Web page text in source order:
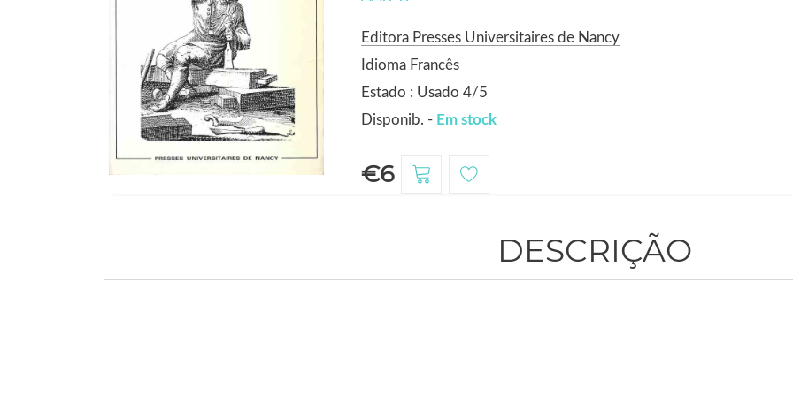
Editora Presses Universitaires de Nancy
Idioma Francês
Estado : Usado 4/5
Disponib. - Em stock
€6
DESCRIÇÃO